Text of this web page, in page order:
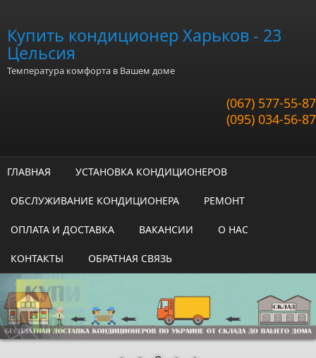
Купить кондиционер Харьков - 23
Цельсия
Температура комфорта в Вашем доме
(067) 577-55-87
(095) 034-56-87
ГЛАВНАЯ УСТАНОВКА КОНДИЦИОНЕРОВ
ОБСЛУЖИВАНИЕ КОНДИЦИОНЕРА РЕМОНТ
ОПЛАТА И ДОСТАВКА ВАКАНСИИ О НАС
КОНТАКТЫ ОБРАТНАЯ СВЯЗЬ